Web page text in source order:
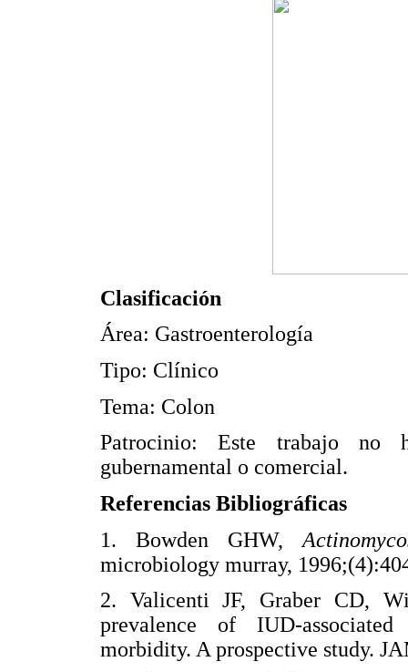
Clasificación
Área: Gastroenterología
Tipo: Clínico
Tema: Colon
Patrocinio: Este trabajo no
gubernamental o comercial.
Referencias Bibliográficas
1. Bowden GHW,
microbiology murray,
2. Valicenti JF, Graber CD,
prevalence of IUD-
morbidity. A prospective